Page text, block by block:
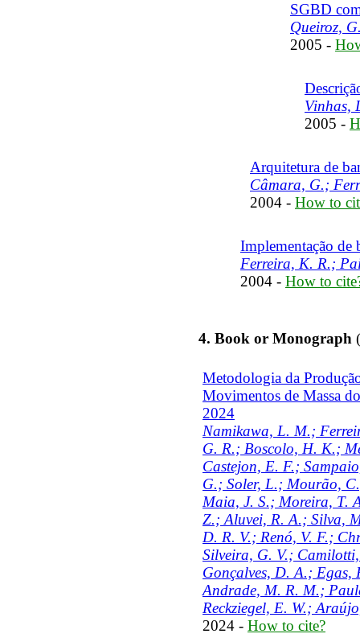
SGBD
Queiroz,
2005 -
Vinhas,
2005 -
Arquitetura de
Câmara, G.;
2004 - How to
Implementação de
Ferreira, K. R.;
2004 - How to
4. Book or Monograph
Metodologia da
Movimentos de Massa
2024
Namikawa, L. M.;
G. R.; Boscolo, H. K.;
Castejon, E. F.;
G.; Soler, L.; Mourão,
Maia, J. S.; Moreira, T.
Z.; Aluvei, R. A.; Silva,
D. R. V.; Renó, V. F.;
Silveira, G. V.;
Gonçalves, D. A.;
Andrade, M. R. M.;
Reckziegel, E. W.;
2024 - How to cite?